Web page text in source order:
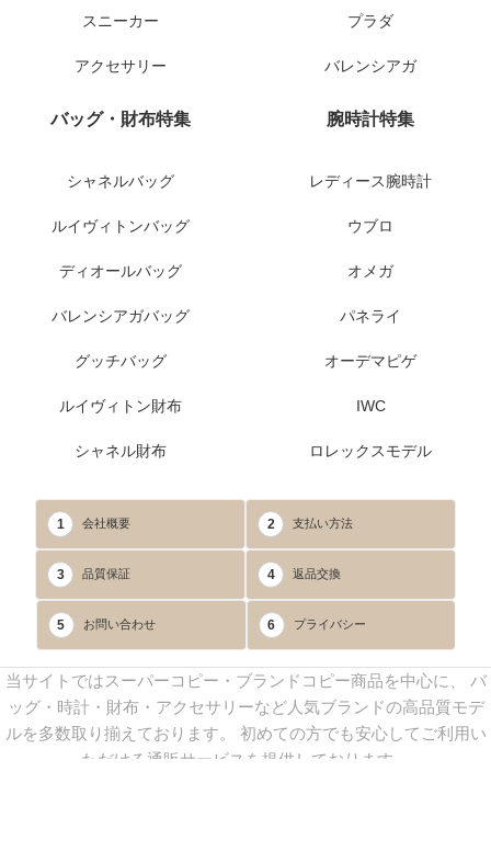
スニーカー
アクセサリー
プラダ
バレンシアガ
バッグ・財布特集
シャネルバッグ
ルイヴィトンバッグ
ディオールバッグ
バレンシアガバッグ
グッチバッグ
ルイヴィトン財布
シャネル財布
腕時計特集
レディース腕時計
ウブロ
オメガ
パネライ
オーデマピゲ
IWC
ロレックスモデル
1 会社概要 2 支払い方法
3 品質保証 4 返品交換
5 お問い合わせ 6 プライバシー
当サイトではスーパーコピー・ブランドコピー商品を中心に、 バ
ッグ・時計・財布・アクセサリーなど人気ブランドの高品質モデ
ルを多数取り揃えております。 初めての方でも安心してご利用い
ただける通販サービスを提供しております。